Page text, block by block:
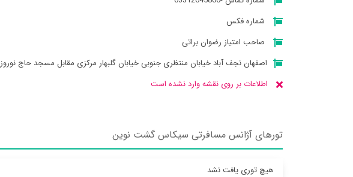
شماره فکس
صاحب امتیاز رضوان براتی
اصفهان نجف آباد خیابان منتظری جنوبی خیابان گلبهار مرکزی مقابل مسجد حاج نوروز
اطلاعات بر روی نقشه وارد نشده است
تورهای آژانس مسافرتی سيكاس گشت نوين
هیچ توری یافت نشد